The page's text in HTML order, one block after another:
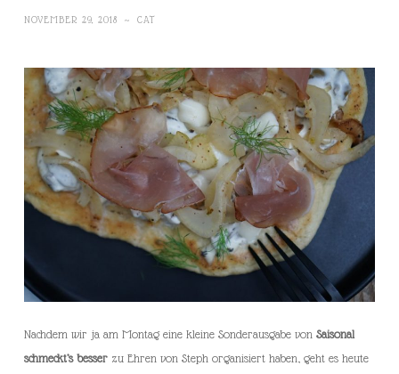
NOVEMBER 29, 2018 ~ CAT
Nachdem wir ja am Montag eine kleine Sonderausgabe von Saisonal
schmeckt’s besser zu Ehren von Steph organisiert haben, geht es heute